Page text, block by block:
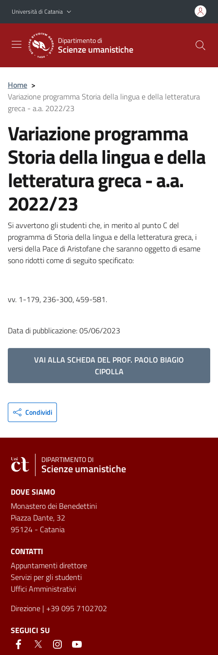
Vai al contenuto principale
Vai al menu di navigazione
Università di Catania
Dipartimento di
Scienze umanistiche
Home >
Variazione programma Storia della lingua e della letteratura
greca - a.a. 2022/23
Variazione programma
Storia della lingua e della
letteratura greca - a.a.
2022/23
Si avvertono gli studenti che, in merito al punto C del
programma di Storia della lingua e della letteratura greca, i
versi della Pace di Aristofane che saranno oggetto di esame
sono ridotti come di seguito specificato:
vv. 1-179, 236-300, 459-581.
Data di pubblicazione: 05/06/2023
VAI ALLA SCHEDA DEL PROF. PAOLO BIAGIO
CIPOLLA
Condividi
DIPARTIMENTO DI
Scienze umanistiche
DOVE SIAMO
Monastero dei Benedettini
Piazza Dante, 32
95124 - Catania
CONTATTI
Appuntamenti direttore
Servizi per gli studenti
Uffici Amministrativi
Direzione | +39 095 7102702
SEGUICI SU